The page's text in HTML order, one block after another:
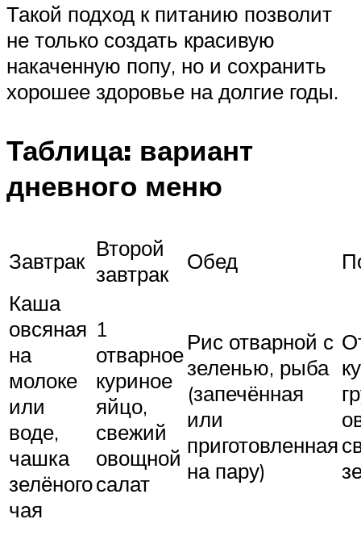
Такой подход к питанию позволит
не только создать красивую
накаченную попу, но и сохранить
хорошее здоровье на долгие годы.
Таблица: вариант
дневного меню
Завтрак Второй
завтрак
Обед
Каша
овсяная
на
молоке
или
воде,
чашка
зелёного
чая
1
отварное
куриное
яйцо,
свежий
овощной
салат
Рис отварной с
зеленью, рыба
(запечённая
или
приготовленная
на пару)